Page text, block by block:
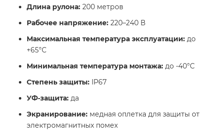
Длина рулона: 200 метров
Рабочее напряжение: 220–240 В
Максимальная температура эксплуатации: до
+65°C
Минимальная температура монтажа: до -40°C
Степень защиты: IP67
УФ-защита: да
Экранирование: медная оплетка для защиты от
электромагнитных помех​